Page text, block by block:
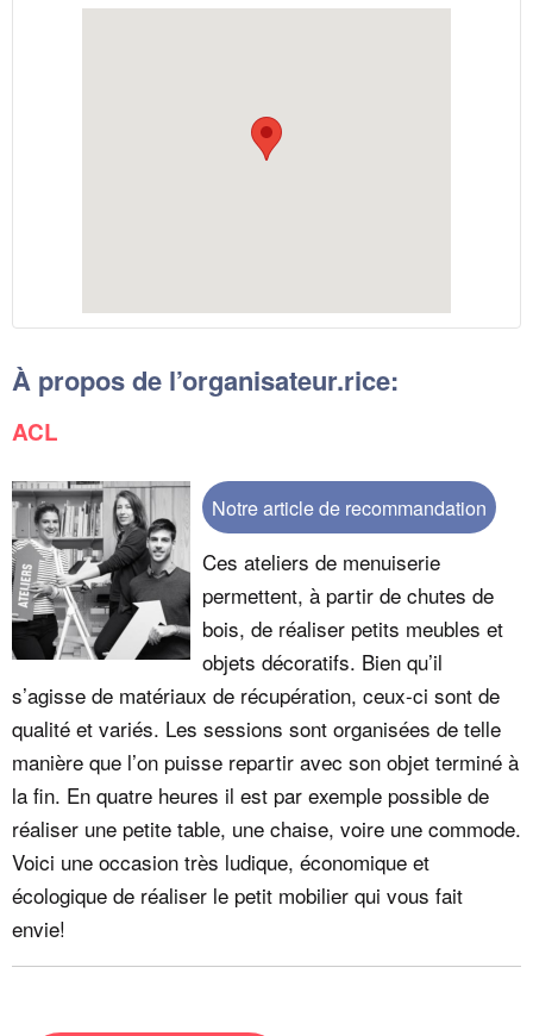
À propos de l’organisateur.rice:
ACL
Notre article de recommandation
Ces ateliers de menuiserie
permettent, à partir de chutes de
bois, de réaliser petits meubles et
objets décoratifs. Bien qu’il
s’agisse de matériaux de récupération, ceux-ci sont de
qualité et variés. Les sessions sont organisées de telle
manière que l’on puisse repartir avec son objet terminé à
la fin. En quatre heures il est par exemple possible de
réaliser une petite table, une chaise, voire une commode.
Voici une occasion très ludique, économique et
écologique de réaliser le petit mobilier qui vous fait
envie!